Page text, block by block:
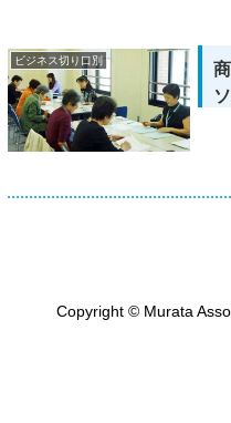
ビジネス切り口別
Copyright © Murata